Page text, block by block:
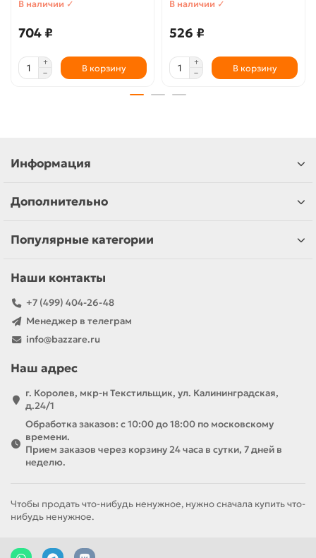
В наличии ✓
704 ₽
В корзину
В наличии ✓
526 ₽
В корзину
Информация
Дополнительно
Популярные категории
Наши контакты
+7 (499) 404-26-48
Менеджер в телеграм
info@bazzare.ru
Наш адрес
г. Королев, мкр-н Текстильщик, ул. Калининградская,
д.24/1
Обработка заказов: с 10:00 до 18:00 по московскому
времени.
Прием заказов через корзину 24 часа в сутки, 7 дней в
неделю.
Чтобы продать что-нибудь ненужное, нужно сначала купить что-
нибудь ненужное.